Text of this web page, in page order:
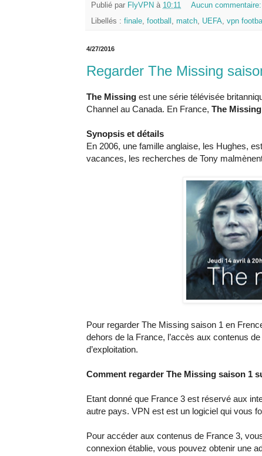
Publié par FlyVPN à 10:11
Aucun commentaire:
Libellés : finale football match UEFA vpn football
4/27/2016
Regarder The Missing
The Missing est une série télévisée
Channel au Canada. En France, The
Synopsis et détails
En 2006, une famille anglaise, les Hughes,
vacances, les recherches de Tony
Pour regarder The Missing saison 1 en
dehors de la France, l’accès aux contenus
d’exploitation.
Comment regarder The Missing saison 1
Etant donné que France 3 est réservé aux
autre pays. VPN est est un logiciel qui vous
Pour accéder aux contenus de France 3,
connexion établie, vous pouvez obtenir une